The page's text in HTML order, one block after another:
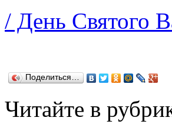
/ День Святого
Поделиться…
Читайте в